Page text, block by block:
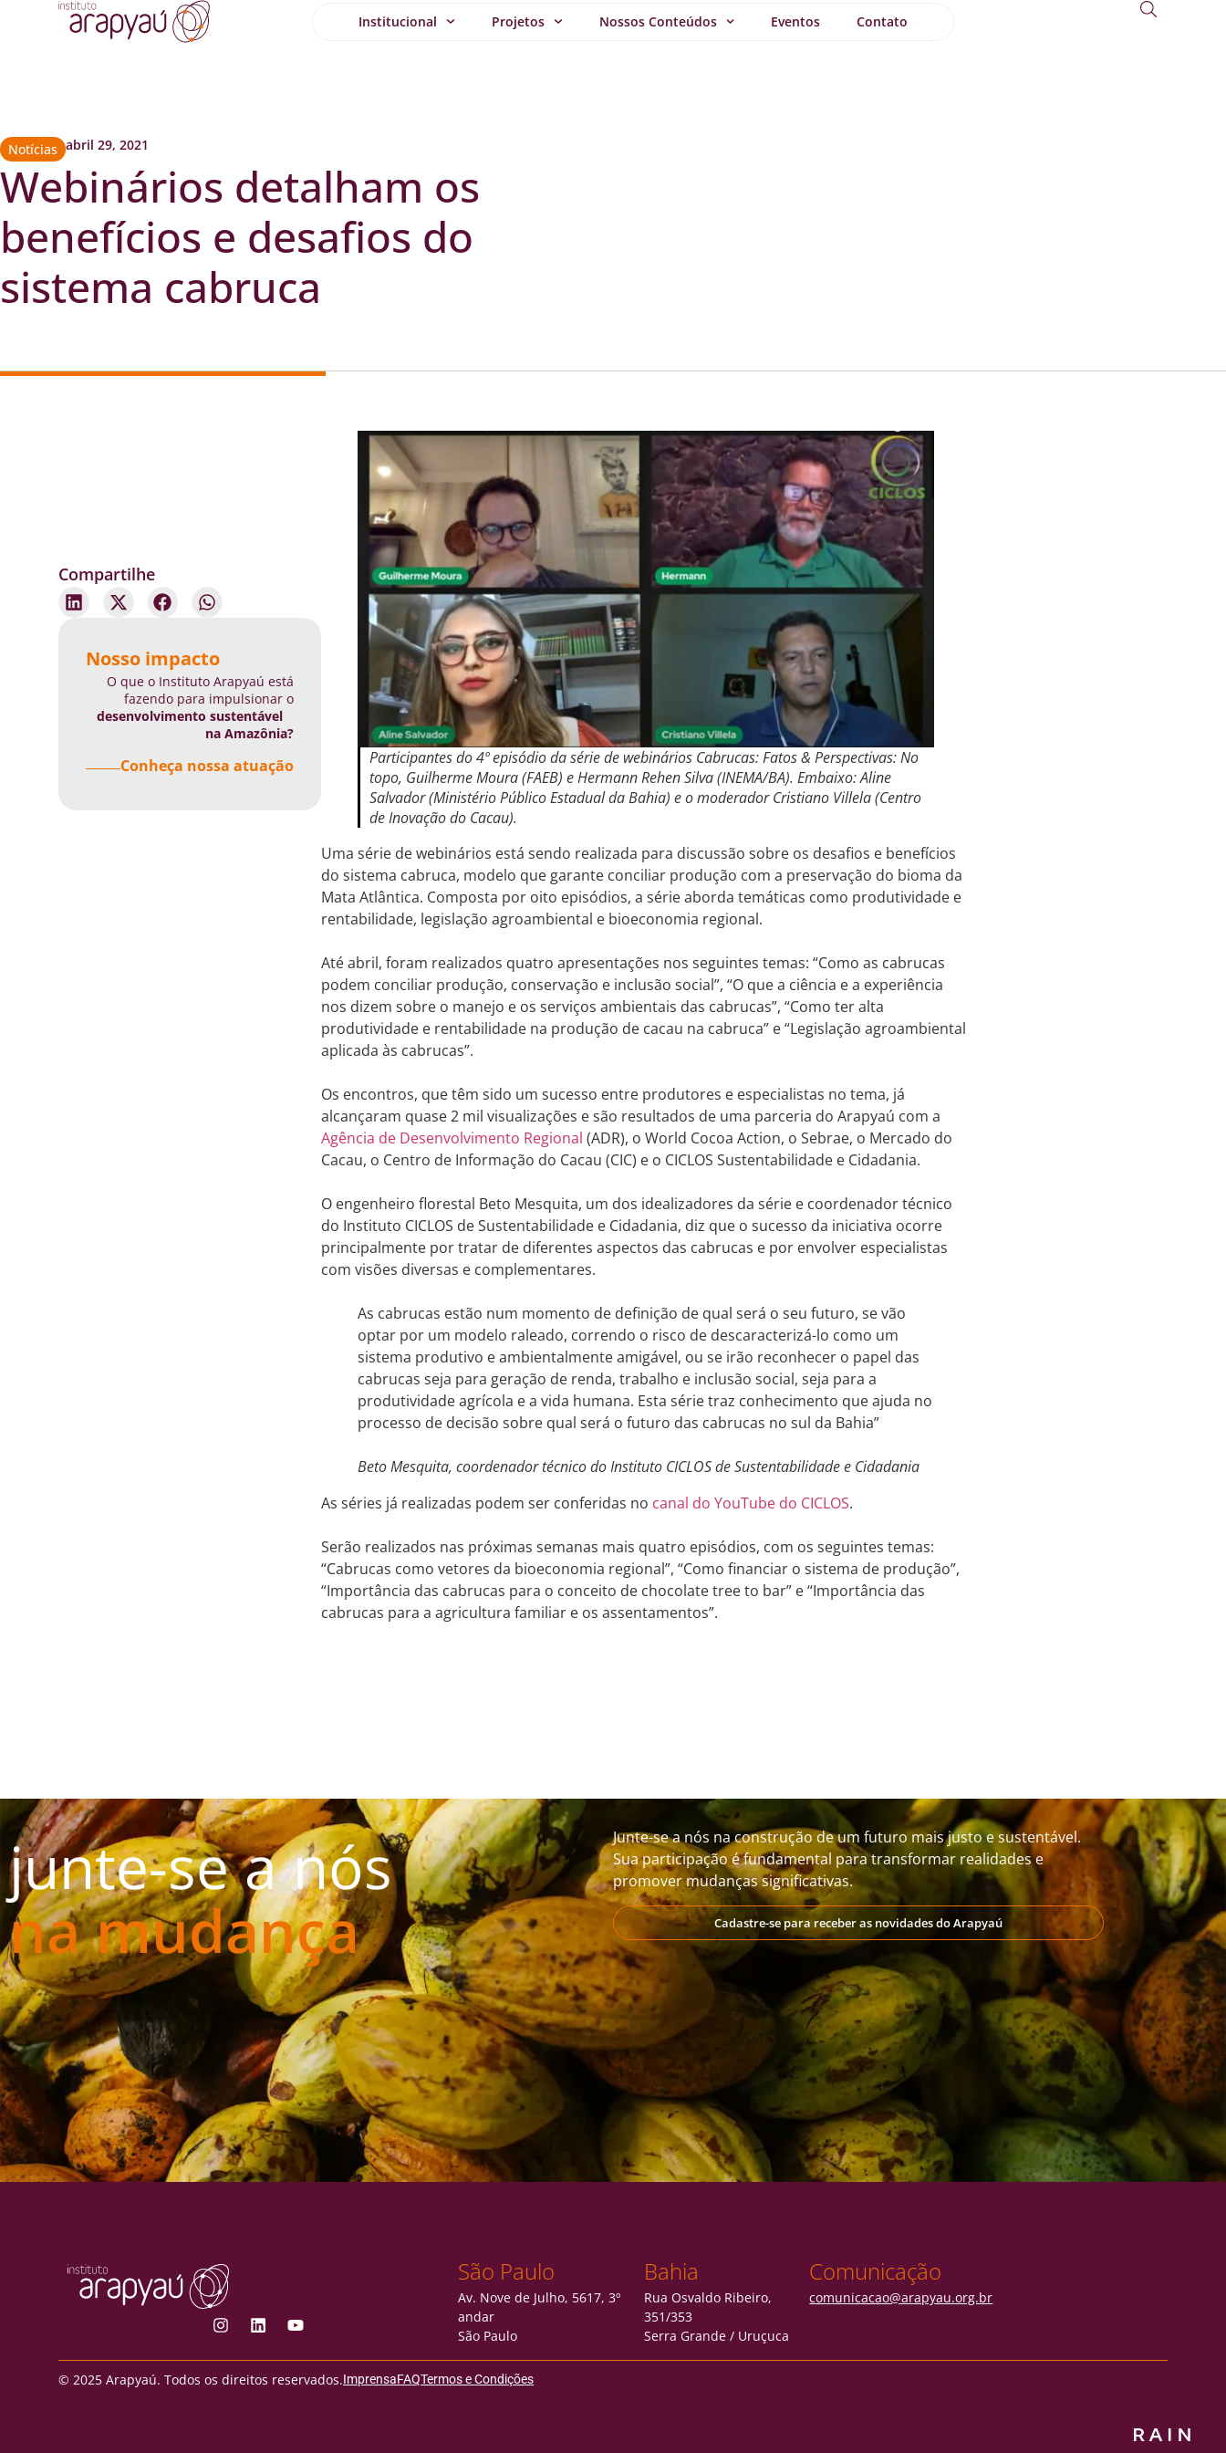
Institucional Projetos Nossos Conteúdos Eventos Contato
Notícias abril 29, 2021
Webinários detalham os
benefícios e desafios do
sistema cabruca
Compartilhe
Nosso impacto
O que o Instituto Arapyaú está
fazendo para impulsionar o
desenvolvimento sustentável
na Amazônia?
Conheça nossa atuação
Participantes do 4º episódio da série de webinários Cabrucas: Fatos & Perspectivas: No
topo, Guilherme Moura (FAEB) e Hermann Rehen Silva (INEMA/BA). Embaixo: Aline
Salvador (Ministério Público Estadual da Bahia) e o moderador Cristiano Villela (Centro
de Inovação do Cacau).
Uma série de webinários está sendo realizada para discussão sobre os desafios e benefícios
do sistema cabruca, modelo que garante conciliar produção com a preservação do bioma da
Mata Atlântica. Composta por oito episódios, a série aborda temáticas como produtividade e
rentabilidade, legislação agroambiental e bioeconomia regional.
Até abril, foram realizados quatro apresentações nos seguintes temas: “Como as cabrucas
podem conciliar produção, conservação e inclusão social”, “O que a ciência e a experiência
nos dizem sobre o manejo e os serviços ambientais das cabrucas”, “Como ter alta
produtividade e rentabilidade na produção de cacau na cabruca” e “Legislação agroambiental
aplicada às cabrucas”.
Os encontros, que têm sido um sucesso entre produtores e especialistas no tema, já
alcançaram quase 2 mil visualizações e são resultados de uma parceria do Arapyaú com a
Agência de Desenvolvimento Regional (ADR), o World Cocoa Action, o Sebrae, o Mercado do
Cacau, o Centro de Informação do Cacau (CIC) e o CICLOS Sustentabilidade e Cidadania.
O engenheiro florestal Beto Mesquita, um dos idealizadores da série e coordenador técnico
do Instituto CICLOS de Sustentabilidade e Cidadania, diz que o sucesso da iniciativa ocorre
principalmente por tratar de diferentes aspectos das cabrucas e por envolver especialistas
com visões diversas e complementares.
As cabrucas estão num momento de definição de qual será o seu futuro, se vão
optar por um modelo raleado, correndo o risco de descaracterizá-lo como um
sistema produtivo e ambientalmente amigável, ou se irão reconhecer o papel das
cabrucas seja para geração de renda, trabalho e inclusão social, seja para a
produtividade agrícola e a vida humana. Esta série traz conhecimento que ajuda no
processo de decisão sobre qual será o futuro das cabrucas no sul da Bahia”
Beto Mesquita, coordenador técnico do Instituto CICLOS de Sustentabilidade e Cidadania
As séries já realizadas podem ser conferidas no canal do YouTube do CICLOS.
Serão realizados nas próximas semanas mais quatro episódios, com os seguintes temas:
“Cabrucas como vetores da bioeconomia regional”, “Como financiar o sistema de produção”,
“Importância das cabrucas para o conceito de chocolate tree to bar” e “Importância das
cabrucas para a agricultura familiar e os assentamentos”.
junte-se a nós
na mudança
Junte-se a nós na construção de um futuro mais justo e sustentável.
Sua participação é fundamental para transformar realidades e
promover mudanças significativas.
Cadastre-se para receber as novidades do Arapyaú
São Paulo
Av. Nove de Julho, 5617, 3º
andar
São Paulo
Bahia
Rua Osvaldo Ribeiro,
351/353
Serra Grande / Uruçuca
Comunicação
comunicacao@arapyau.org.br
© 2025 Arapyaú. Todos os direitos reservados.ImprensaFAQTermos e Condições